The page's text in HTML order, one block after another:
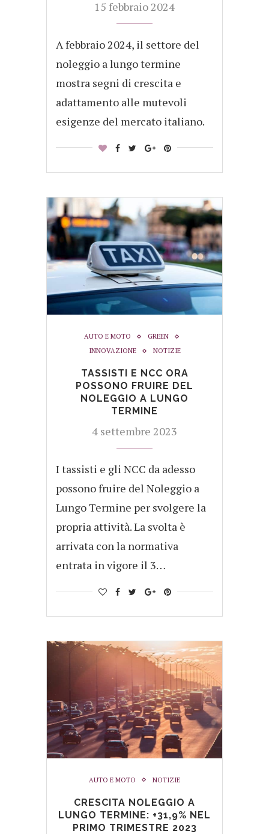
15 febbraio 2024
A febbraio 2024, il settore del
noleggio a lungo termine
mostra segni di crescita e
adattamento alle mutevoli
esigenze del mercato italiano.
AUTO E MOTO
GREEN
INNOVAZIONE
NOTIZIE
TASSISTI E NCC ORA
POSSONO FRUIRE DEL
NOLEGGIO A LUNGO
TERMINE
4 settembre 2023
I tassisti e gli NCC da adesso
possono fruire del Noleggio a
Lungo Termine per svolgere la
propria attività. La svolta è
arrivata con la normativa
entrata in vigore il 3…
AUTO E MOTO NOTIZIE
CRESCITA NOLEGGIO A
LUNGO TERMINE: +31,9% NEL
PRIMO TRIMESTRE 2023